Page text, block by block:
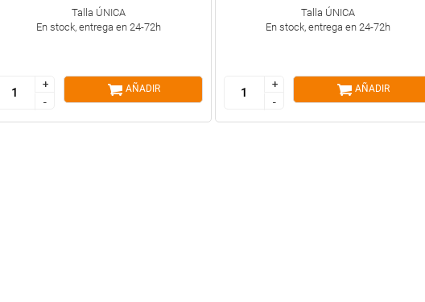
Talla ÚNICA
En stock, entrega en 24-72h
+
-
+
-
AÑADIR
Talla ÚNICA
En stock, entrega en 24-72h
+
-
+
-
AÑADIR